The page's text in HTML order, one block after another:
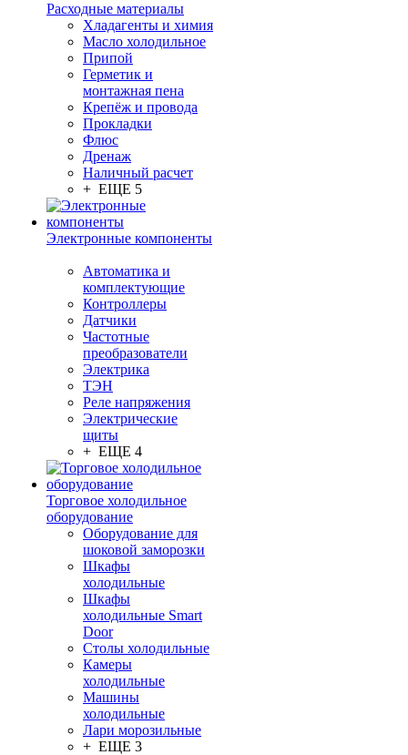
Расходные материалы
Хладагенты и химия
Масло холодильное
Припой
Герметик и
монтажная пена
Крепёж и провода
Прокладки
Флюс
Дренаж
Наличный расчет
+ ЕЩЕ 5
Электронные компоненты
Автоматика и
комплектующие
Контроллеры
Датчики
Частотные
преобразователи
Электрика
ТЭН
Реле напряжения
Электрические
щиты
+ ЕЩЕ 4
Торговое холодильное
оборудование
Оборудование для
шоковой заморозки
Шкафы
холодильные
Шкафы
холодильные Smart
Door
Столы холодильные
Камеры
холодильные
Машины
холодильные
Лари морозильные
+ ЕЩЕ 3